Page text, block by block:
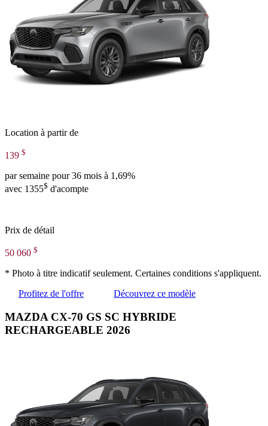
Location à partir de
139 $
par semaine pour 36 mois à 1,69%
avec 1355$ d'acompte
Prix de détail
50 060 $
* Photo à titre indicatif seulement. Certaines conditions s'appliquent.
Profitez de l'offre
Découvrez ce modèle
MAZDA CX-70 GS SC HYBRIDE
RECHARGEABLE 2026